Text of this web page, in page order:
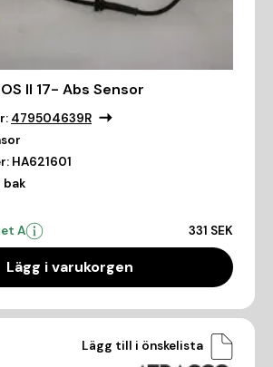
II 17- Abs Sensor
479504639R
HA621601
bak
A 331 SEK
Lägg i varukorgen
Lägg till i önskelista